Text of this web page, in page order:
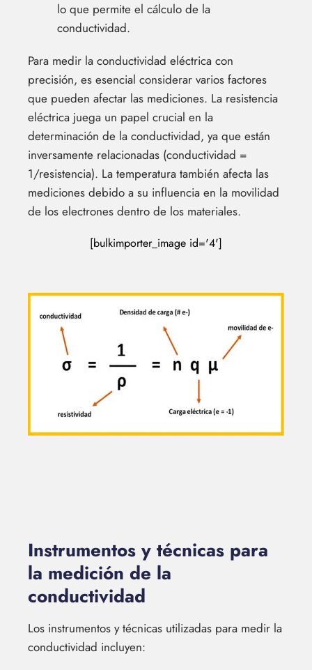
lo que permite el cálculo de la
conductividad.
Para medir la conductividad eléctrica con
precisión, es esencial considerar varios factores
que pueden afectar las mediciones. La resistencia
eléctrica juega un papel crucial en la
determinación de la conductividad, ya que están
inversamente relacionadas (conductividad =
1/resistencia). La temperatura también afecta las
mediciones debido a su influencia en la movilidad
de los electrones dentro de los materiales.
[bulkimporter_image id='4']
Instrumentos y técnicas para
la medición de la
conductividad
Los instrumentos y técnicas utilizadas para medir la
conductividad incluyen: